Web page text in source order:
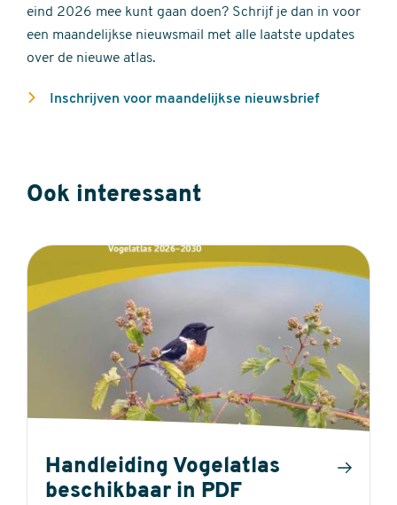
eind 2026 mee kunt gaan doen? Schrijf je dan in voor
een maandelijkse nieuwsmail met alle laatste updates
over de nieuwe atlas.
Inschrijven voor maandelijkse nieuwsbrief
Ook interessant
Handleiding Vogelatlas
beschikbaar in PDF